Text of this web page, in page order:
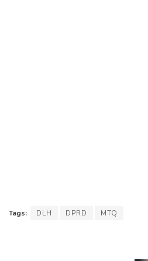
Tags: DLH DPRD MTQ